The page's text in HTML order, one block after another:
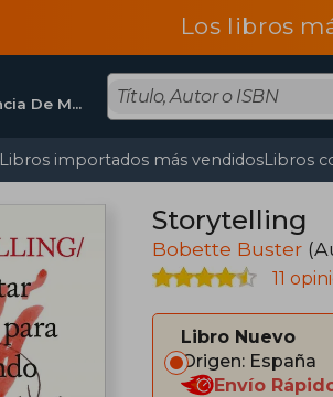
Los libros
Provincia De Madrid
Libros importados más vendidosLibros
Storytelling
Bobette Buster
11
Libro Nuevo
Origen: España
Envío